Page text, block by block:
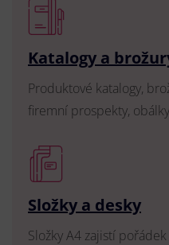
Katalogy a
Produktové katalogy,
firemní prospekty,
Složky a desky
Složky A4 zajistí